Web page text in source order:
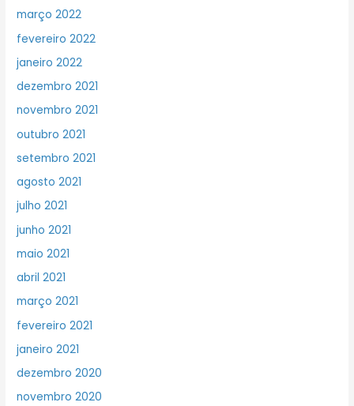
março 2022
fevereiro 2022
janeiro 2022
dezembro 2021
novembro 2021
outubro 2021
setembro 2021
agosto 2021
julho 2021
junho 2021
maio 2021
abril 2021
março 2021
fevereiro 2021
janeiro 2021
dezembro 2020
novembro 2020